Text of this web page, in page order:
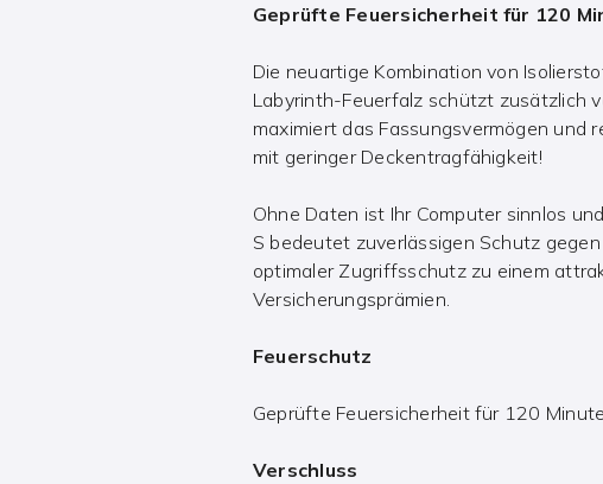
Geprüfte Feuersicherheit für 120
Die neuartige Kombination von
Labyrinth-Feuerfalz schützt zusätzlich
maximiert das Fassungsvermögen und
mit geringer Deckentragfähigkeit!
Ohne Daten ist Ihr Computer sinnlos
S bedeutet zuverlässigen Schutz
optimaler Zugriffsschutz zu einem
Versicherungsprämien.
Feuerschutz
Geprüfte Feuersicherheit für 120
Verschluss